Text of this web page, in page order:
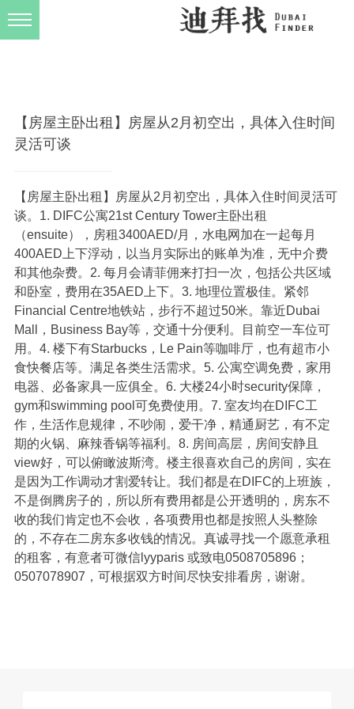
【房屋主卧出租】房屋从2月初空出，具体入住时间
灵活可谈
【房屋主卧出租】房屋从2月初空出，具体入住时间灵活可
谈。1. DIFC公寓21st Century Tower主卧出租
（ensuite），房租3400AED/月，水电网加在一起每月
400AED上下浮动，以当月实际出的账单为准，无中介费
和其他杂费。2. 每月会请菲佣来打扫一次，包括公共区域
和卧室，费用在35AED上下。3. 地理位置极佳。紧邻
Financial Centre地铁站，步行不超过50米。靠近Dubai
Mall，Business Bay等，交通十分便利。目前空一车位可
用。4. 楼下有Starbucks，Le Pain等咖啡厅，也有超市小
食快餐店等。满足各类生活需求。5. 公寓空调免费，家用
电器、必备家具一应俱全。6. 大楼24小时security保障，
gym和swimming pool可免费使用。7. 室友均在DIFC工
作，生活作息规律，不吵闹，爱干净，精通厨艺，有不定
期的火锅、麻辣香锅等福利。8. 房间高层，房间安静且
view好，可以俯瞰波斯湾。楼主很喜欢自己的房间，实在
是因为工作调动才割爱转让。我们都是在DIFC的上班族，
不是倒腾房子的，所以所有费用都是公开透明的，房东不
收的我们肯定也不会收，各项费用也都是按照人头整除
的，不存在二房东多收钱的情况。真诚寻找一个愿意承租
的租客，有意者可微信lyyparis 或致电0508705896；
0507078907，可根据双方时间尽快安排看房，谢谢。